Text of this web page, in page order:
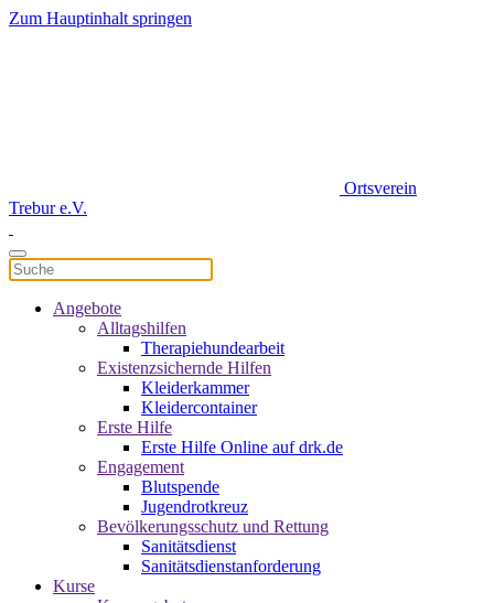
Zum Hauptinhalt springen
Ortsverein
Trebur e.V.
Angebote
Alltagshilfen
Therapiehundearbeit
Existenzsichernde Hilfen
Kleiderkammer
Kleidercontainer
Erste Hilfe
Erste Hilfe Online auf drk.de
Engagement
Blutspende
Jugendrotkreuz
Bevölkerungsschutz und Rettung
Sanitätsdienst
Sanitätsdienstanforderung
Kurse